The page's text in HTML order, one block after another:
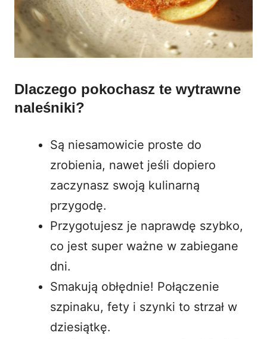
Dlaczego pokochasz te wytrawne
naleśniki?
Są niesamowicie proste do
zrobienia, nawet jeśli dopiero
zaczynasz swoją kulinarną
przygodę.
Przygotujesz je naprawdę szybko,
co jest super ważne w zabiegane
dni.
Smakują obłędnie! Połączenie
szpinaku, fety i szynki to strzał w
dziesiątkę.